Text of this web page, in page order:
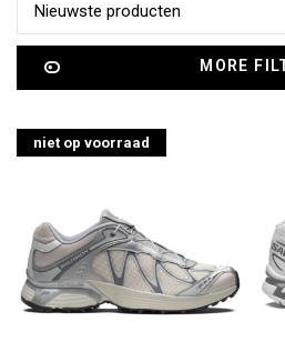
Nieuwste producten
MORE
niet op voorraad